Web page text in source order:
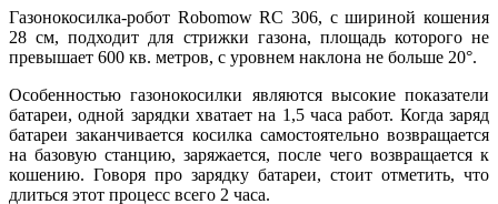
Газонокосилка-робот Robomow RC 306, с шириной кошения
28 см, подходит для стрижки газона, площадь которого не
превышает 600 кв. метров, с уровнем наклона не больше 20°.
Особенностью газонокосилки являются высокие показатели
батареи, одной зарядки хватает на 1,5 часа работ. Когда заряд
батареи заканчивается косилка самостоятельно возвращается
на базовую станцию, заряжается, после чего возвращается к
кошению. Говоря про зарядку батареи, стоит отметить, что
длиться этот процесс всего 2 часа.